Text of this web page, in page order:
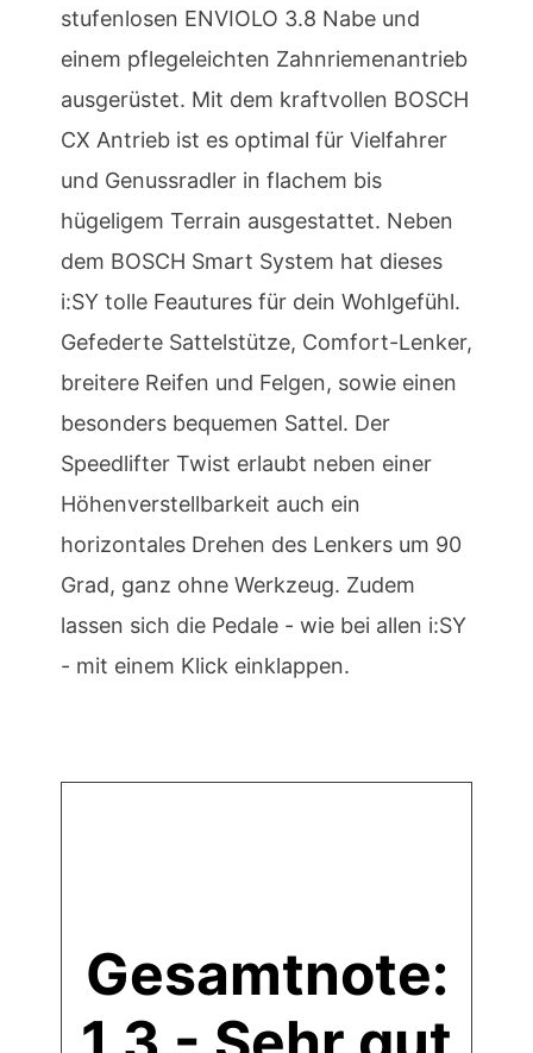
stufenlosen ENVIOLO 3.8 Nabe und
einem pflegeleichten Zahnriemenantrieb
ausgerüstet. Mit dem kraftvollen BOSCH
CX Antrieb ist es optimal für Vielfahrer
und Genussradler in flachem bis
hügeligem Terrain ausgestattet. Neben
dem BOSCH Smart System hat dieses
i:SY tolle Feautures für dein Wohlgefühl.
Gefederte Sattelstütze, Comfort-Lenker,
breitere Reifen und Felgen, sowie einen
besonders bequemen Sattel. Der
Speedlifter Twist erlaubt neben einer
Höhenverstellbarkeit auch ein
horizontales Drehen des Lenkers um 90
Grad, ganz ohne Werkzeug. Zudem
lassen sich die Pedale - wie bei allen i:SY
- mit einem Klick einklappen.
Gesamtnote: